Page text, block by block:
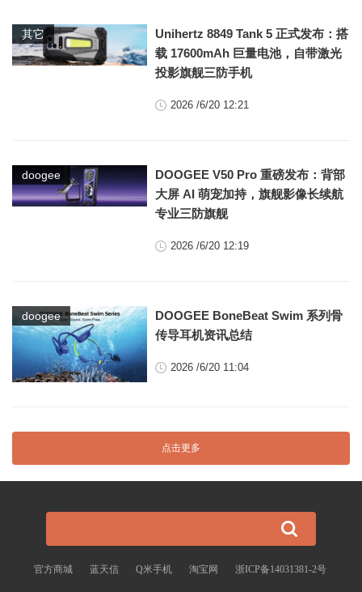
其它
Unihertz 8849 Tank 5 正式发布：搭
载 17600mAh 巨量电池，自带激光
投影旗舰三防手机
2026 /6/20 12:21
doogee
DOOGEE V50 Pro 重磅发布：背部
大屏 AI 萌宠加持，旗舰影像长续航
专业三防旗舰
2026 /6/20 12:19
doogee
DOOGEE BoneBeat Swim 系列骨
传导耳机资讯总结
2026 /6/20 11:04
点击更多
官方商城 蓝天信 Q米手机 淘宝网 浙ICP备14031381-2号